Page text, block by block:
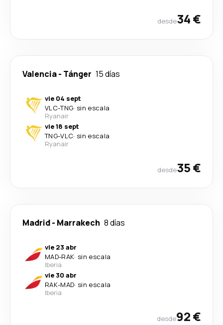
desde34 €
Valencia- Tánger 15 días
vie 04 sept
VLC-TNG· sin escala
Ryanair
vie 18 sept
TNG-VLC· sin escala
Ryanair
desde35 €
Madrid- Marrakech 8 días
vie 23 abr
MAD-RAK· sin escala
Iberia
vie 30 abr
RAK-MAD· sin escala
Iberia
desde92 €